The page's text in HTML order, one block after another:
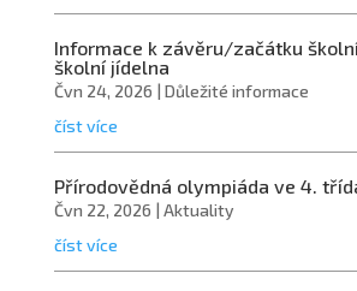
Informace k závěru/začátku
školní jídelna
Čvn 24, 2026 | Důležité informace
číst více
Přírodovědná olympiáda ve 4.
Čvn 22, 2026 | Aktuality
číst více